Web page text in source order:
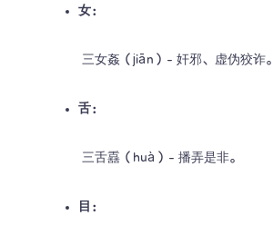
女：
三女姦（jiān）- 奸邪、虚伪狡诈。
舌：
三舌舙（huà）- 播弄是非。
目：